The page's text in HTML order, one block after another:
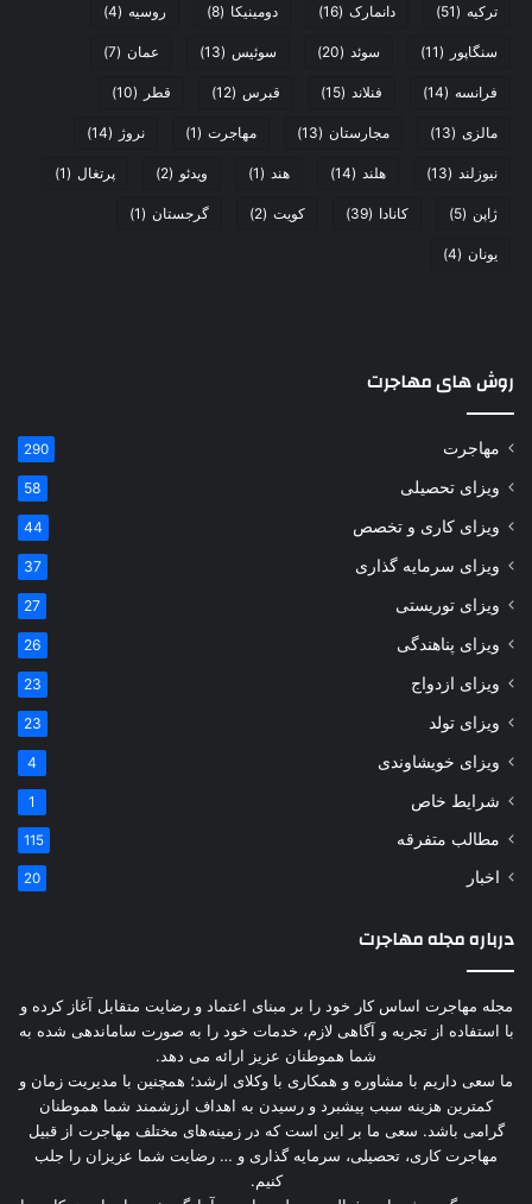
ترکیه (51) دانمارک (16) دومینیکا (8) روسیه (4)
سنگاپور (11) سوئد (20) سوئیس (13) عمان (7)
فرانسه (14) فنلاند (15) قبرس (12) قطر (10)
مالزی (13) مجارستان (13) مهاجرت (1) نروژ (14)
نیوزلند (13) هلند (14) هند (1) ویدئو (2) پرتغال (1)
ژاپن (5) کانادا (39) کویت (2) گرجستان (1)
یونان (4)
روش های مهاجرت
مهاجرت 290
ویزای تحصیلی 58
ویزای کاری و تخصص 44
ویزای سرمایه گذاری 37
ویزای توریستی 27
ویزای پناهندگی 26
ویزای ازدواج 23
ویزای تولد 23
ویزای خویشاوندی 4
شرایط خاص 1
مطالب متفرقه 115
اخبار 20
درباره مجله مهاجرت
مجله مهاجرت اساس کار خود را بر مبنای اعتماد و رضایت متقابل آغاز کرده و
با استفاده از تجربه و آگاهی لازم، خدمات خود را به صورت ساماندهی شده به
شما هموطنان عزیز ارائه می دهد.
ما سعی داریم با مشاوره و همکاری با وکلای ارشد؛ همچنین با مدیریت زمان و
کمترین هزینه سبب پیشبرد و رسیدن به اهداف ارزشمند شما هموطنان
گرامی باشد. سعی ما بر این است که در زمینه‌های مختلف مهاجرت از قبیل
مهاجرت کاری، تحصیلی، سرمایه گذاری و … رضایت شما عزیزان را جلب
کنیم.